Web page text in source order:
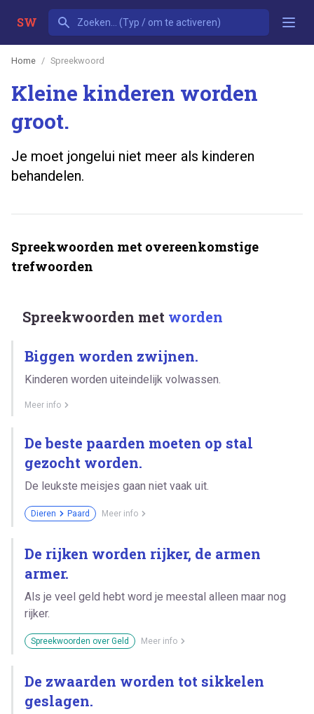
SW
Home Spreekwoord
Kleine kinderen worden
groot.
Je moet jongelui niet meer als kinderen
behandelen.
Spreekwoorden met overeenkomstige
trefwoorden
Spreekwoorden met worden
Biggen worden zwijnen.
Kinderen worden uiteindelijk volwassen.
Meer info
De beste paarden moeten op stal
gezocht worden.
De leukste meisjes gaan niet vaak uit.
Dieren Paard Meer info
De rijken worden rijker, de armen
armer.
Als je veel geld hebt word je meestal alleen maar nog
rijker.
Spreekwoorden over Geld Meer info
De zwaarden worden tot sikkelen
geslagen.